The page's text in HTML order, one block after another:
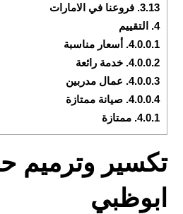
3.13. فروعنا في الامارات
4.
التقييم
4.0.0.1. أسعار مناسبة
4.0.0.2. خدمة رائعة
4.0.0.3. عمال مدربين
4.0.0.4. صيانة ممتازة
4.0.1. ممتازة
تكسير وترميم
ابوظبي